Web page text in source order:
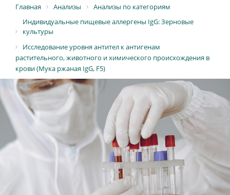
Главная Анализы
Анализы по категориям
Индивидуальные пищевые аллергены IgG: Зерновые
культуры
Исследование уровня антител к антигенам
растительного, животного и химического происхождения в
крови (Мука ржаная IgG, F5)